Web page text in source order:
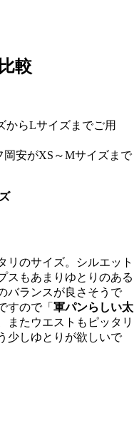
較
からLサイズまでご用
安がXS～Mサイズまで
リのサイズ。シルエット
スもあまりゆとりのある
バランスが良さそうで
すので「 軍パンらしい太
またウエストもピッタリ
少しゆとりが欲しいで